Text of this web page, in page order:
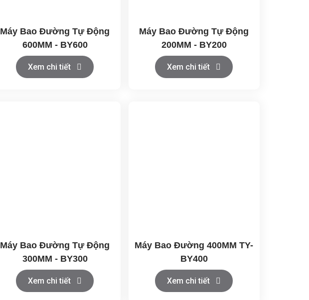
Máy Bao Đường Tự Động
600MM - BY600
Xem chi tiết
Máy Bao Đường Tự Động
200MM - BY200
Xem chi tiết
Máy Bao Đường Tự Động
300MM - BY300
Xem chi tiết
Máy Bao Đường 400MM TY-
BY400
Xem chi tiết